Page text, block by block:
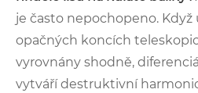
je často nepochopeno.
opačných koncích
vyrovnány shodně,
vytváří destruktivní